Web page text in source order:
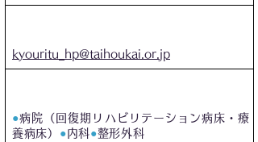
kyouritu_hp@taihoukai.or.jp
●病院（回復期リハビリテーション病床・療
養病床） ●内科●整形外科